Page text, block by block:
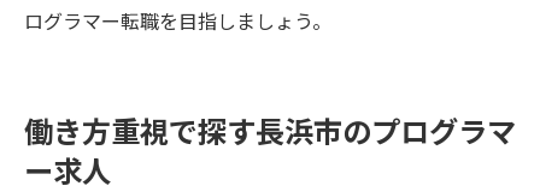
ログラマー転職を目指しましょう。
働き方重視で探す長浜市のプログラマ
ー求人